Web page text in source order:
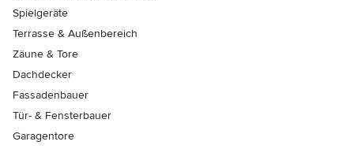
Spielgeräte
Terrasse & Außenbereich
Zäune & Tore
Dachdecker
Fassadenbauer
Tür- & Fensterbauer
Garagentore